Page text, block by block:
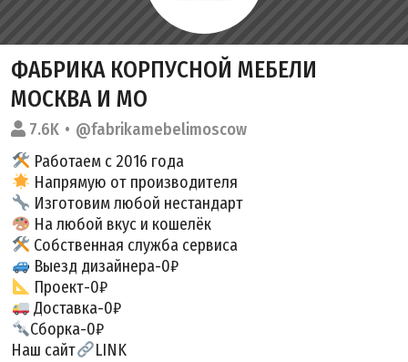
ФАБРИКА КОРПУСНОЙ МЕБЕЛИ
МОСКВА И МО
7.6K
@fabrikamebelimoscow
Работаем с 2016 года
Напрямую от производителя
Изготовим любой нестандарт
На любой вкус и кошелёк
Собственная служба сервиса
Выезд дизайнера-0₽
Проект-0₽
Доставка-0₽
Сборка-0₽
Наш сайт
LINK